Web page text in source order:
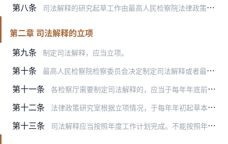
第八条 司法解释的研究起草工作由最高人民检察院法律政策研究室和各检察厅分别负责。法律政策研究室主要负责涉及多部门业务的综合性司法解释的研究起草工作，各检察厅主要负责本部…
第二章 司法解释的立项
第九条
制定司法解释，应当立项。
第十条 最高人民检察院检察委员会决定制定司法解释或者最高人民检察院检察长批示制定司法解释的，由最高人民检察院法律政策研究室直接立项。
第十一条 各检察厅需要制定司法解释的，应当于每年年底前提出下一年度的立项建议。
第十二条 法律政策研究室根据立项情况，于每年年初起草本年度司法解释工作计划，报检察长决定提交检察委员会审议。
第十三条 司法解释应当按照年度工作计划完成。不能按照年度工作计划完成的，司法解释起草部门应当及时作出书面说明，由法律政策研究室提出是否继续立项的意见，报检察长决定。